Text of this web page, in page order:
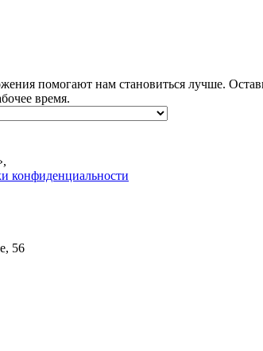
помогают нам становиться лучше.
время.
конфиденциальности
56